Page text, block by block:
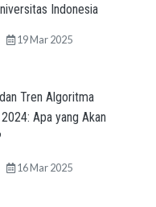
Indonesia
19 Mar 2025
Tren Algoritma
Apa yang Akan
16 Mar 2025